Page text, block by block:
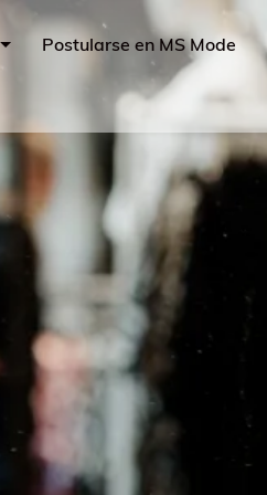
Postularse en MS Mode